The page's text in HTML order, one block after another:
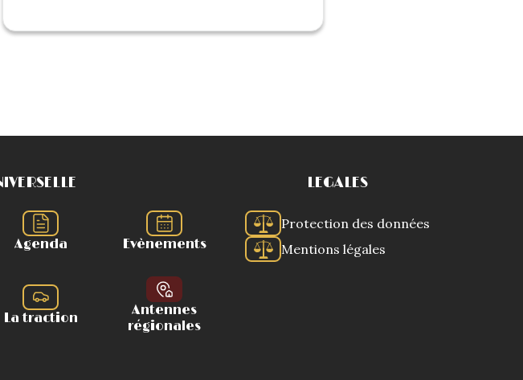
Agenda Evènements
La traction
Antennes
régionales
LEGALES
Protection des données
Mentions légales